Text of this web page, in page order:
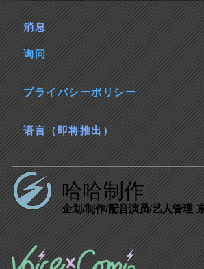
询问
语言（即将推出）
消息
哈哈制作
企划/制作/配音演员/艺人管理
プライバシーポリシー